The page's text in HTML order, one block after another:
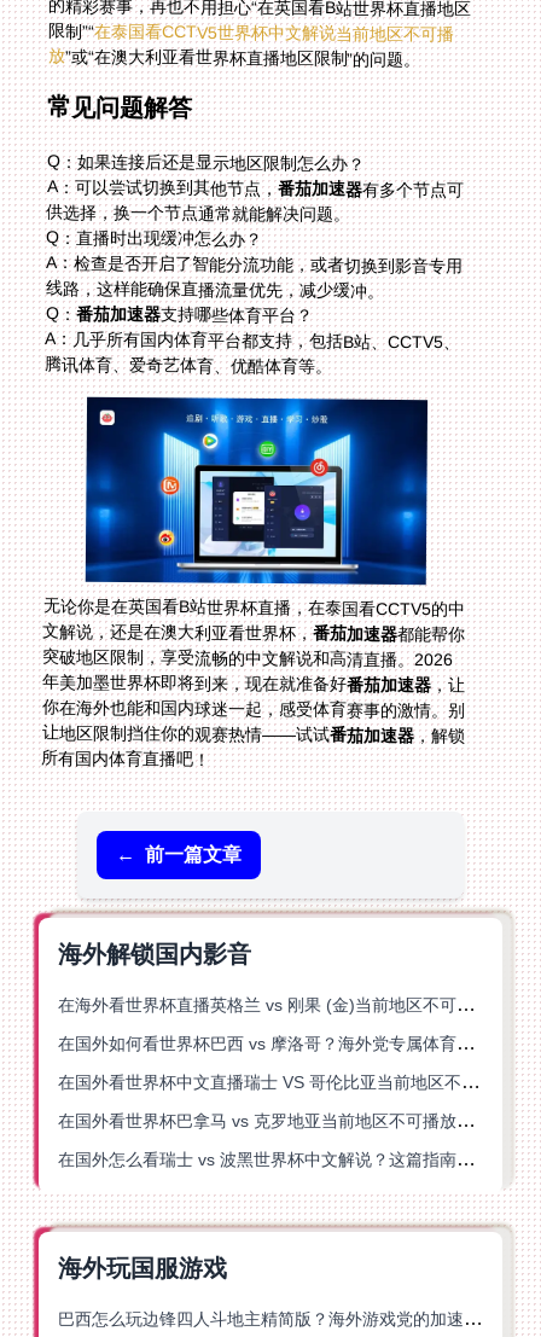
限制”“在泰国看CCTV5世界杯中文解说当前地区不可播
放”或“在澳大利亚看世界杯直播地区限制”的问题。
常见问题解答
Q：如果连接后还是显示地区限制怎么办？
A：可以尝试切换到其他节点，番茄加速器有多个节点可
供选择，换一个节点通常就能解决问题。
Q：直播时出现缓冲怎么办？
A：检查是否开启了智能分流功能，或者切换到影音专用
线路，这样能确保直播流量优先，减少缓冲。
Q：番茄加速器支持哪些体育平台？
A：几乎所有国内体育平台都支持，包括B站、CCTV5、
腾讯体育、爱奇艺体育、优酷体育等。
无论你是在英国看B站世界杯直播，在泰国看CCTV5的中
文解说，还是在澳大利亚看世界杯，番茄加速器都能帮你
突破地区限制，享受流畅的中文解说和高清直播。2026
年美加墨世界杯即将到来，现在就准备好番茄加速器，让
你在海外也能和国内球迷一起，感受体育赛事的激情。别
让地区限制挡住你的观赛热情——试试番茄加速器，解锁
所有国内体育直播吧！
← 前一篇文章
海外解锁国内影音
在海外看世界杯直播英格兰 vs 刚果 (金)当前地区不可播放？这篇指南帮你突破所有限制
在国外如何看世界杯巴西 vs 摩洛哥？海外党专属体育观赛指南来了
在国外看世界杯中文直播瑞士 VS 哥伦比亚当前地区不可播放？这篇指南帮你搞定
在国外看世界杯巴拿马 vs 克罗地亚当前地区不可播放？这篇指南帮你轻松解决海外体育直播难题
在国外怎么看瑞士 vs 波黑世界杯中文解说？这篇指南帮你搞定所有地区限制问题
海外玩国服游戏
巴西怎么玩边锋四人斗地主精简版？海外游戏党的加速器终极选择